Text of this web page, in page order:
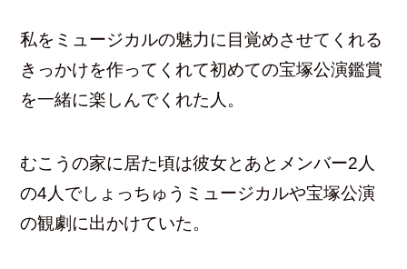
私をミュージカルの魅力に目覚めさせてくれる
きっかけを作ってくれて初めての宝塚公演鑑賞
を一緒に楽しんでくれた人。
むこうの家に居た頃は彼女とあとメンバー2人
の4人でしょっちゅうミュージカルや宝塚公演
の観劇に出かけていた。